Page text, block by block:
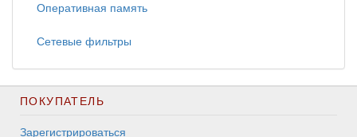
Оперативная память
Сетевые фильтры
ПОКУПАТЕЛЬ
Зарегистрироваться